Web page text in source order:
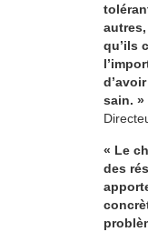
qu’ils
sain. »
« Le
des